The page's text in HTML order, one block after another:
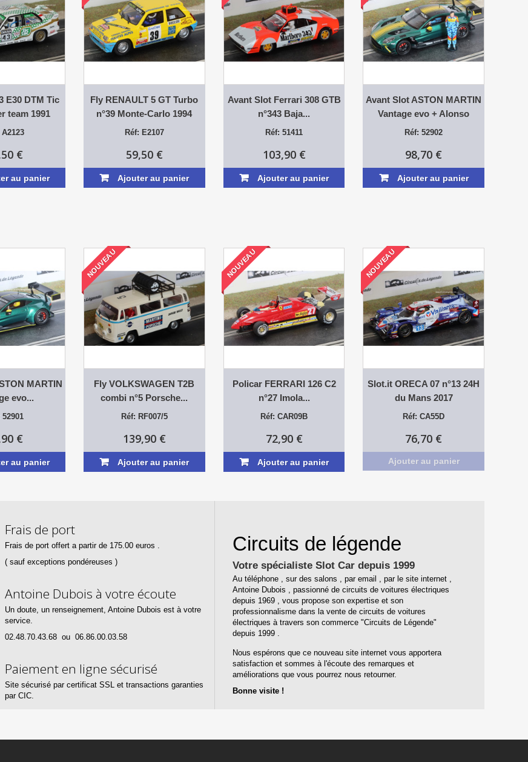
E30 DTM Tic
team 1991
A2123
€
au panier
Fly RENAULT 5 GT Turbo
n°39 Monte-Carlo 1994
Réf: E2107
59,50 €
Ajouter au panier
Avant Slot Ferrari 308 GTB
n°343 Baja...
Réf: 51411
103,90 €
Ajouter au panier
Avant Slot ASTON MARTIN
Vantage evo + Alonso
Réf: 52902
98,70 €
Ajouter au panier
MARTIN
evo...
52901
€
au panier
NOUVEAU
Fly VOLKSWAGEN T2B
combi n°5 Porsche...
Réf: RF007/5
139,90 €
Ajouter au panier
NOUVEAU
Policar FERRARI 126 C2
n°27 Imola...
Réf: CAR09B
72,90 €
Ajouter au panier
NOUVEAU
Slot.it ORECA 07 n°13 24H
du Mans 2017
Réf: CA55D
76,70 €
Ajouter au panier
Frais de port
Frais de port offert a partir de 175.00 euros .
( sauf exceptions pondéreuses )
Antoine Dubois à votre écoute
Un doute, un renseignement, Antoine Dubois est à votre
service.
02.48.70.43.68 ou 06.86.00.03.58
Paiement en ligne sécurisé
Site sécurisé par certificat SSL et transactions garanties
par CIC.
Circuits de légende
Votre spécialiste Slot Car depuis 1999
Au téléphone , sur des salons , par email , par le site internet ,
Antoine Dubois , passionné de circuits de voitures électriques
depuis 1969 , vous propose son expertise et son
professionnalisme dans la vente de circuits de voitures
électriques à travers son commerce "Circuits de Légende"
depuis 1999 .
Nous espérons que ce nouveau site internet vous apportera
satisfaction et sommes à l'écoute des remarques et
améliorations que vous pourrez nous retourner.
Bonne visite !